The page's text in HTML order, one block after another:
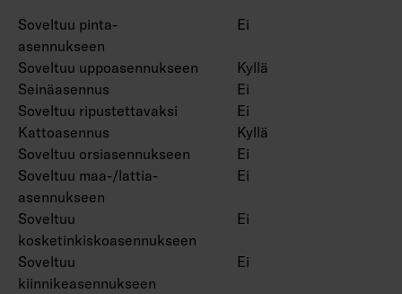
Soveltuu pinta-
asennukseen
Ei
Soveltuu uppoasennukseen
Kyllä
Seinäasennus
Ei
Soveltuu ripustettavaksi
Ei
Kattoasennus
Kyllä
Soveltuu orsiasennukseen
Ei
Soveltuu maa-/lattia-
asennukseen
Ei
Soveltuu
kosketinkiskoasennukseen
Ei
Soveltuu
kiinnikeasennukseen
Ei